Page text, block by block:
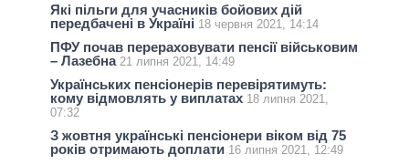
Які пільги для учасників бойових дій
передбачені в Україні 18 червня 2021, 14:14
ПФУ почав перераховувати пенсії військовим
– Лазебна 21 липня 2021, 14:49
Українських пенсіонерів перевірятимуть:
кому відмовлять у виплатах 18 липня 2021,
07:32
З жовтня українські пенсіонери віком від 75
років отримають доплати 16 липня 2021, 12:49